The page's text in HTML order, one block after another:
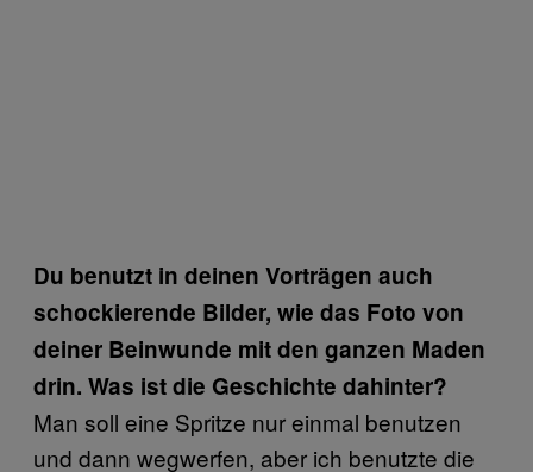
Du benutzt in deinen Vorträgen auch
schockierende Bilder, wie das Foto von
deiner Beinwunde mit den ganzen Maden
drin. Was ist die Geschichte dahinter?
Man soll eine Spritze nur einmal benutzen
und dann wegwerfen, aber ich benutzte die